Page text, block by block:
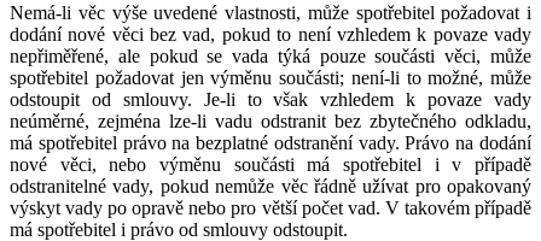
Nemá-li věc výše uvedené vlastnosti, může spotřebitel požadovat i
dodání nové věci bez vad, pokud to není vzhledem k povaze vady
nepřiměřené, ale pokud se vada týká pouze součásti věci, může
spotřebitel požadovat jen výměnu součásti; není-li to možné, může
odstoupit od smlouvy. Je-li to však vzhledem k povaze vady
neúměrné, zejména lze-li vadu odstranit bez zbytečného odkladu,
má spotřebitel právo na bezplatné odstranění vady. Právo na dodání
nové věci, nebo výměnu součásti má spotřebitel i v případě
odstranitelné vady, pokud nemůže věc řádně užívat pro opakovaný
výskyt vady po opravě nebo pro větší počet vad. V takovém případě
má spotřebitel i právo od smlouvy odstoupit.